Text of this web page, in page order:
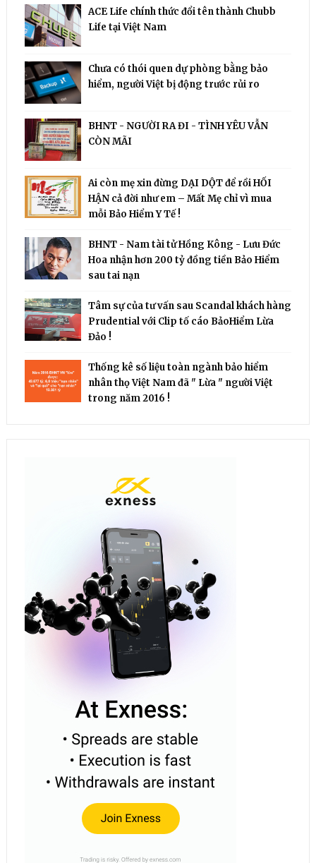
ACE Life chính thức đổi tên thành Chubb
Life tại Việt Nam
Chưa có thói quen dự phòng bằng bảo
hiểm, người Việt bị động trước rủi ro
BHNT - NGƯỜI RA ĐI - TÌNH YÊU VẪN
CÒN MÃI
Ai còn mẹ xin đừng DẠI DỘT để rồi HỐI
HẬN cả đời như em – Mất Mẹ chỉ vì mua
mỗi Bảo Hiểm Y Tế !
BHNT - Nam tài tử Hồng Kông - Lưu Đức
Hoa nhận hơn 200 tỷ đồng tiền Bảo Hiểm
sau tai nạn
Tâm sự của tư vấn sau Scandal khách hàng
Prudential với Clip tố cáo BảoHiểm Lừa
Đảo !
Thống kê số liệu toàn ngành bảo hiểm
nhân thọ Việt Nam đã " Lừa " người Việt
trong năm 2016 !